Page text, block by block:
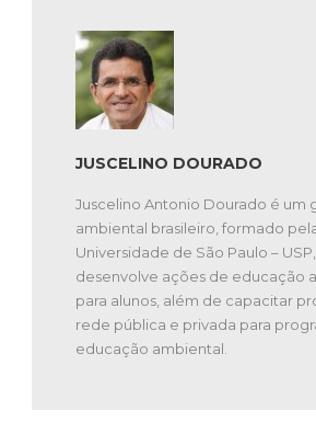
JUSCELINO DOURADO
Juscelino Antonio Dourado é um
ambiental brasileiro, formado
Universidade de São Paulo –
desenvolve ações de educação
para alunos, além de capacitar
rede pública e privada para
educação ambiental.